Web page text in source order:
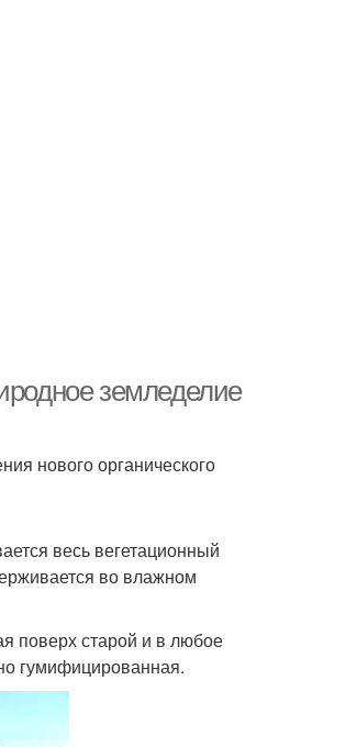
земледелие
нового органического
весь вегетационный
во влажном
поверх старой и в любое
гумифицированная.